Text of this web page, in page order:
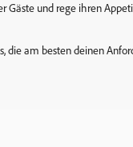
und rege ihren
am besten deinen